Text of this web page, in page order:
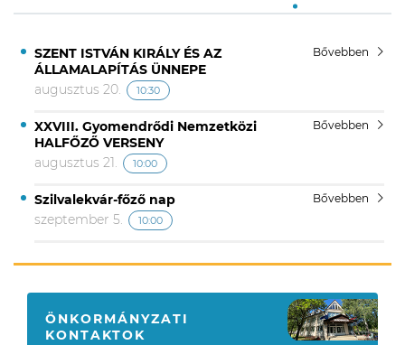
SZENT ISTVÁN KIRÁLY ÉS AZ
ÁLLAMALAPÍTÁS ÜNNEPE
Bővebben
augusztus 20. 10:30
XXVIII. Gyomendrődi Nemzetközi
HALFŐZŐ VERSENY
Bővebben
augusztus 21. 10:00
Szilvalekvár-főző nap Bővebben
szeptember 5. 10:00
ÖNKORMÁNYZATI
KONTAKTOK